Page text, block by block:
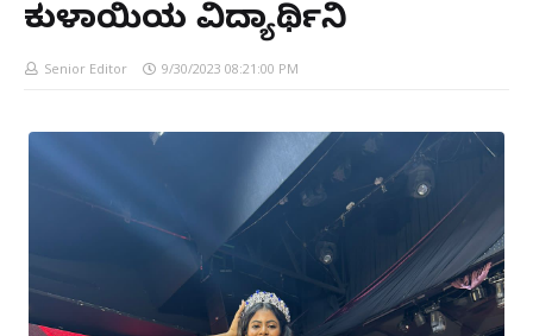
ಕುಳಾಯಿಯ ವಿದ್ಯಾರ್ಥಿನಿ
Senior Editor 9/30/2023 08:21:00 PM